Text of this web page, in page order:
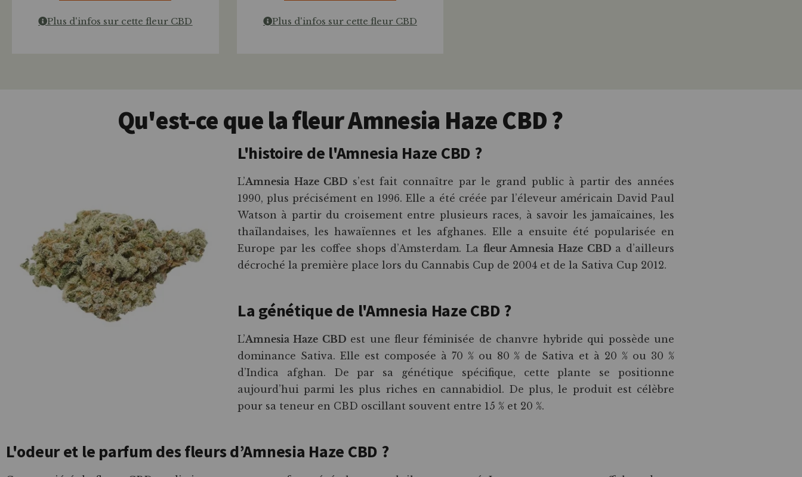
Plus d'infos sur cette fleur CBD Plus d'infos sur cette fleur CBD
Qu'est-ce que la fleur Amnesia Haze CBD ?
L'histoire de l'Amnesia Haze CBD ?
L’Amnesia Haze CBD s’est fait connaître par le grand public à partir des années
1990, plus précisément en 1996. Elle a été créée par l’éleveur américain David Paul
Watson à partir du croisement entre plusieurs races, à savoir les jamaïcaines, les
thaïlandaises, les hawaïennes et les afghanes. Elle a ensuite été popularisée en
Europe par les coffee shops d’Amsterdam. La fleur Amnesia Haze CBD a d’ailleurs
décroché la première place lors du Cannabis Cup de 2004 et de la Sativa Cup 2012.
La génétique de l'Amnesia Haze CBD ?
L’Amnesia Haze CBD est une fleur féminisée de chanvre hybride qui possède une
dominance Sativa. Elle est composée à 70 % ou 80 % de Sativa et à 20 % ou 30 %
d’Indica afghan. De par sa génétique spécifique, cette plante se positionne
aujourd’hui parmi les plus riches en cannabidiol. De plus, le produit est célèbre
pour sa teneur en CBD oscillant souvent entre 15 % et 20 %.
L'odeur et le parfum des fleurs d’Amnesia Haze CBD ?